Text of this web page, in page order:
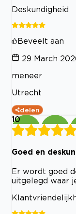
Deskundigheid
Beveelt aan
29 March
meneer
Utrecht
delen
10
Goed en
Er wordt goed
uitgelegd waar